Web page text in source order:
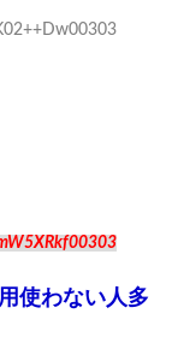
使わない人多